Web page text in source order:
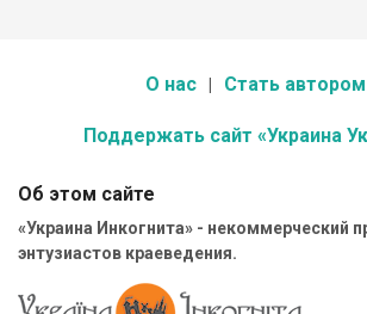
О нас Стать автором
Поддержать сайт «Украина
Об этом сайте
«Украина Инкогнита» - некоммерческий
энтузиастов краеведения.